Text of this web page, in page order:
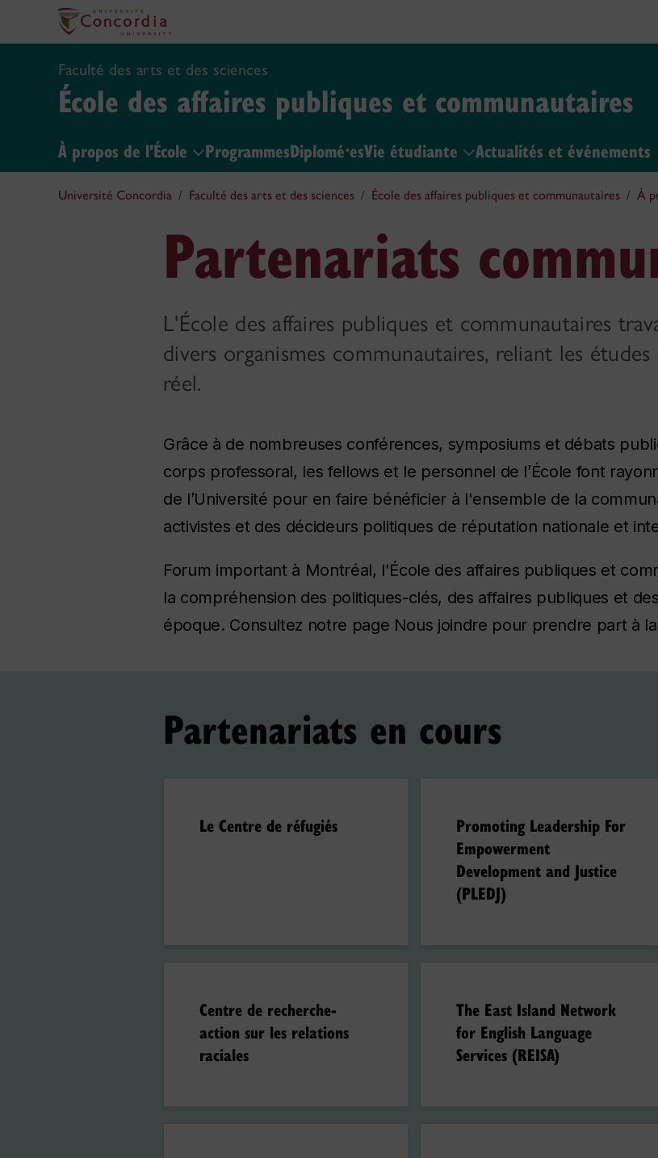
Faculté des arts et des sciences
École des affaires publiques et communautaires
À propos de l'École ProgrammesDiplomé⸱esVie étudiante Actualités et événements
Université Concordia Faculté des arts et des sciences École des affaires publiques et communautaires À
Partenariats
L'École des affaires publiques et communautaires
divers organismes communautaires, reliant les
réel.
Grâce à de nombreuses conférences, symposiums et débats
corps professoral, les fellows et le personnel de l’École font
de l’Université pour en faire bénéficier à l'ensemble de la
activistes et des décideurs politiques de réputation nationale et
Forum important à Montréal, l'École des affaires publiques et
la compréhension des politiques-clés, des affaires publiques et
époque. Consultez notre page Nous joindre pour prendre part à
Partenariats en cours
Le Centre de réfugiés
Promoting Leadership For
Empowerment
Development and Justice
(PLEDJ)
Centre de recherche-
action sur les relations
raciales
The East Island Network
for English Language
Services (REISA)